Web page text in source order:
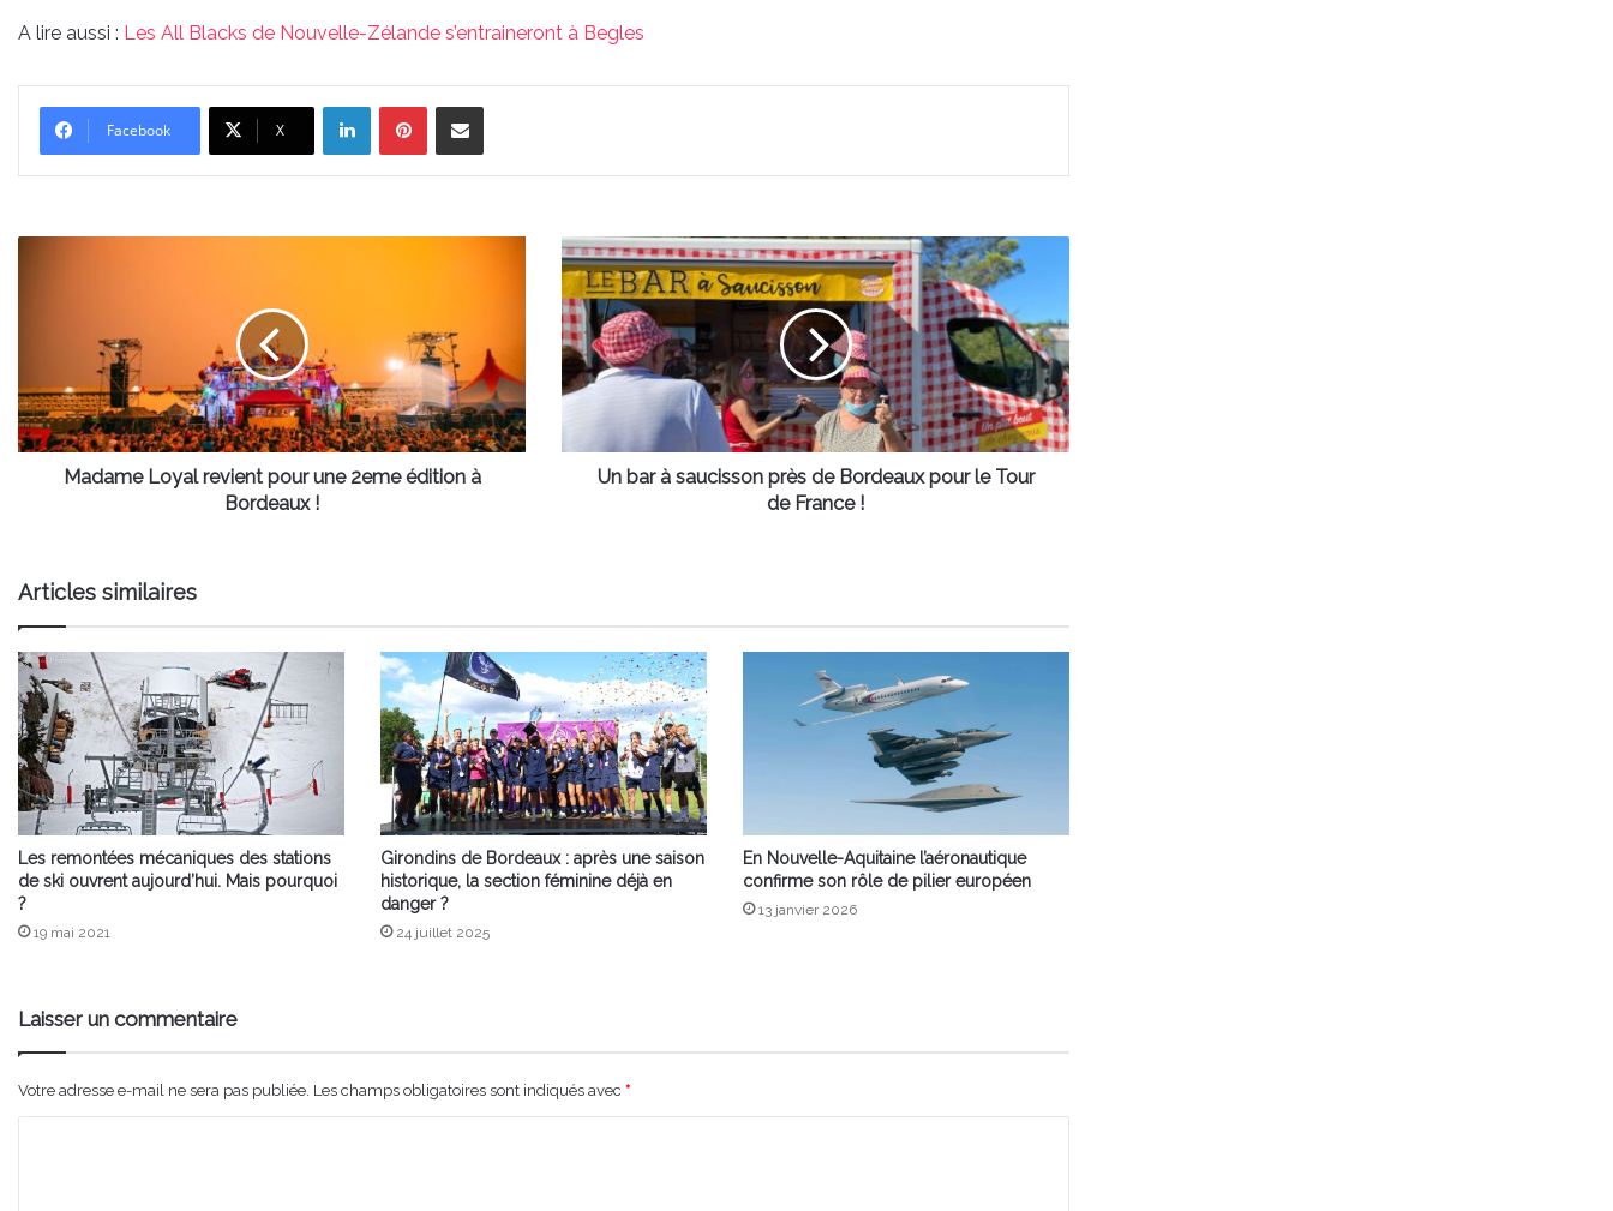
A lire aussi : Les All Blacks de Nouvelle-Zélande s’entraineront à Begles
Facebook X
LinkedinPinterestPartager par email
édition
à
Bordeaux
Madame Loyal revient pour une 2eme édition à
Bordeaux !
Un
bar
à
saucisson
près
de
Bordeaux
le
Un bar à saucisson près de Bordeaux pour le Tour
de France !
Articles similaires
Les remontées mécaniques des stations
de ski ouvrent aujourd’hui. Mais pourquoi
?
19 mai 2021
Girondins de Bordeaux : après une saison
historique, la section féminine déjà en
danger ?
24 juillet 2025
En Nouvelle-Aquitaine l’aéronautique
confirme son rôle de pilier européen
13 janvier 2026
Laisser un commentaire
Votre adresse e-mail ne sera pas publiée. Les champs obligatoires sont indiqués avec *